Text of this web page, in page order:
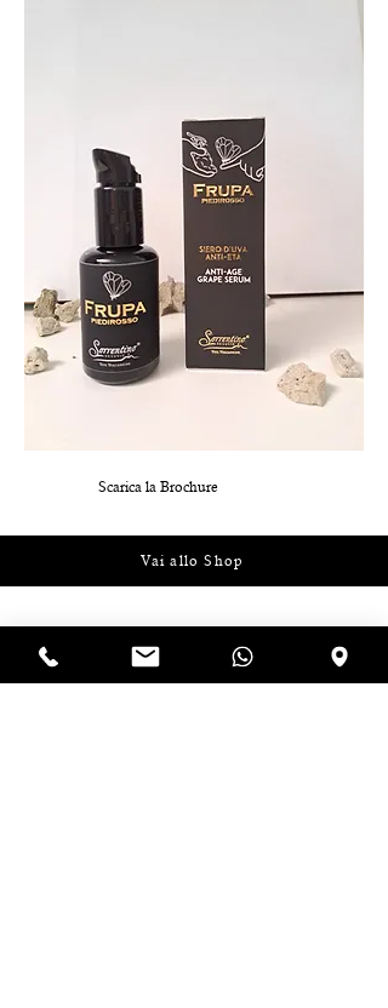
Scarica la Brochure
Vai allo Shop
Iscriviti alla newsletter e riceverai